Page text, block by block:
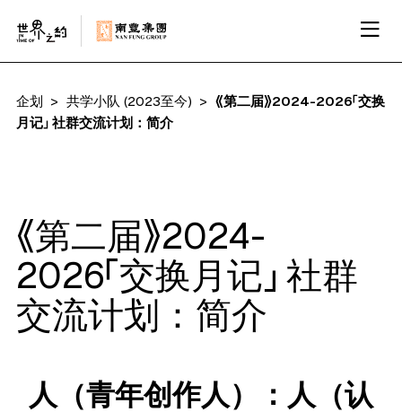
企划 共学小队 (2023至今)
《第二届》2024-2026「交换
月记」 社群交流计划：简介
《第二届》2024-
2026「交换月记」 社群
交流计划：简介
人（青年创作人）：人（认